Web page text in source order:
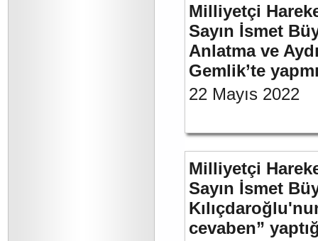
Milliyetçi
Sayın İsmet
Anlatma ve
Gemlik’te
22 Mayıs 2022
Milliyetçi
Sayın İsmet
cevaben”